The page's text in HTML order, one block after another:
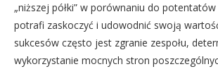
„niższej półki” w porównaniu do
potrafi zaskoczyć i udowodnić swoją
sukcesów często jest zgranie zespołu,
wykorzystanie mocnych stron